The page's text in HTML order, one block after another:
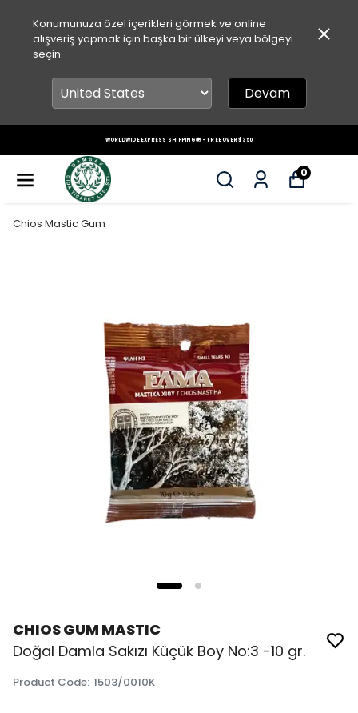
Konumunuza özel içerikleri görmek ve online
alışveriş yapmak için başka bir ülkeyi veya bölgeyi
seçin.
Devam
WORLDWIDE EXPRESS SHIPPING 🌍 – FREE OVER $350
0
Chios Mastic Gum
CHIOS GUM MASTIC
Doğal Damla Sakızı Küçük Boy No:3 -10 gr.
Product Code: 1503/0010K